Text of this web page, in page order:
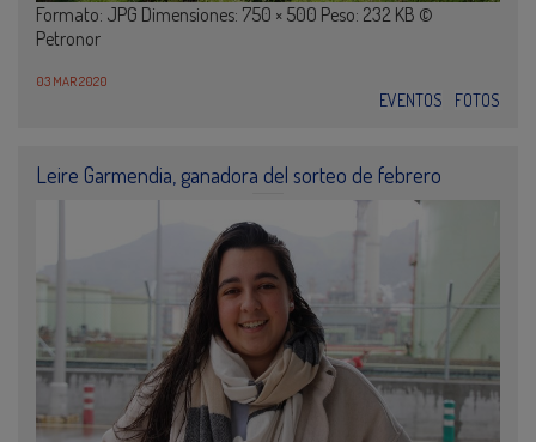
Formato: JPG Dimensiones: 750 × 500 Peso: 232 KB ©
Petronor
03 MAR 2020
EVENTOS FOTOS
Leire Garmendia, ganadora del sorteo de febrero